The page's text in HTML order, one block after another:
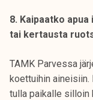
8. Kaipaatko
tai kertausta
TAMK Parvessa
koettuihin aineisiin.
tulla paikalle silloin